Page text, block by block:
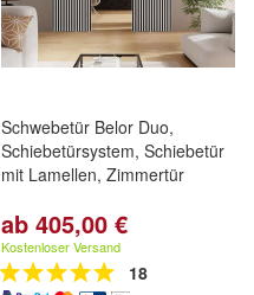
Schwebetür Belor Duo,
Schiebetürsystem, Schiebetür
mit Lamellen, Zimmertür
ab 405,00 €
Kostenloser Versand
18